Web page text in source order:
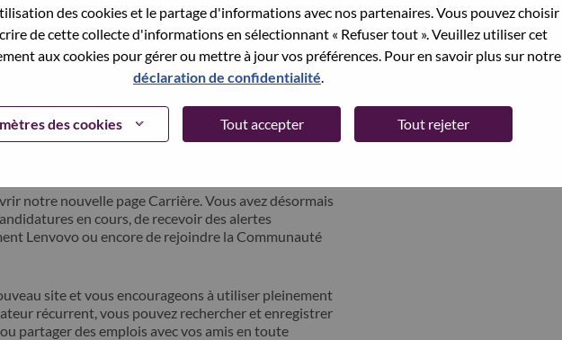
des cookies et le partage d'informations avec nos partenaires. Vous pouvez choisir
de cette collecte d'informations en sélectionnant « Refuser tout ». Veuillez utiliser cet
aux cookies pour gérer ou mettre à jour vos préférences. Pour en savoir plus sur notre
déclaration de confidentialité.
des cookies Tout accepter Tout rejeter
sauvegardé votre adresse email dans nos
pour réinitialiser votre compte et vous
connecter ou pour vous inscrire, merci de
hrsupport@lenovo.com
et de décrire en anglais
d'inclure "applicant Login Issue" dans l'objet du
contact avec vous pour résoudre votre problème.
notre nouvelle page Carrière. Vous avez désormais
en cours, de recevoir des alertes
Lenvovo ou encore de rejoindre la Communauté
site et vous encourageons à utiliser pleinement
récurrent, vous pouvez rechercher et enregistrer
partager des emplois avec vos amis en toute